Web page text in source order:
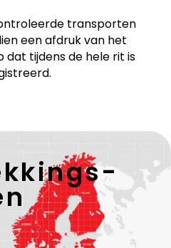
transporten
een afdruk van het
tijdens de hele rit is